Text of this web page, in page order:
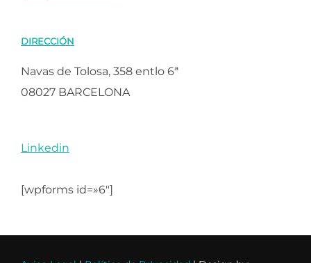
DIRECCIÓN
Navas de Tolosa, 358 entlo 6ª
08027 BARCELONA
Linkedin
[wpforms id=»6″]